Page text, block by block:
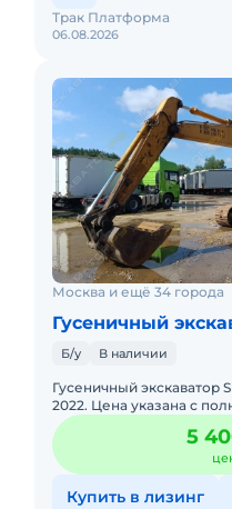
06.08.2026
Трак Платформа
Москва и ещё 34 города
Гусеничный
Б/у В наличии
Гусеничный экскаватор
2022. Цена указана с
двигателя: Weichai5
Купить в лизинг